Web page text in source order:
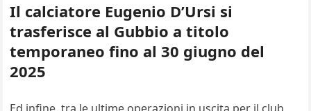
Il calciatore Eugenio D’Ursi si
trasferisce al Gubbio a titolo
temporaneo fino al 30 giugno del
2025